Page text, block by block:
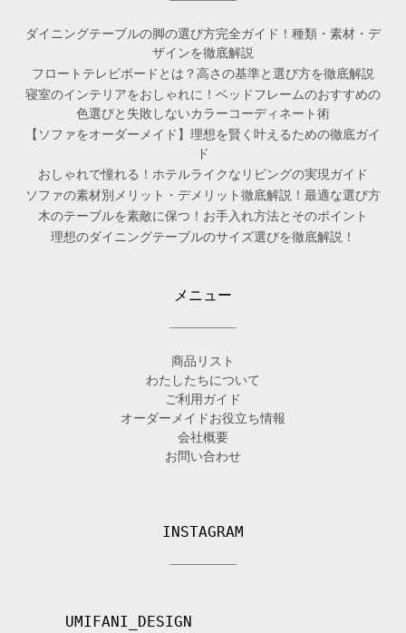
ダイニングテーブルの脚の選び方完全ガイド！種類・素材・デ
ザインを徹底解説
フロートテレビボードとは？高さの基準と選び方を徹底解説
寝室のインテリアをおしゃれに！ベッドフレームのおすすめの
色選びと失敗しないカラーコーディネート術
【ソファをオーダーメイド】理想を賢く叶えるための徹底ガイ
ド
おしゃれで憧れる！ホテルライクなリビングの実現ガイド
ソファの素材別メリット・デメリット徹底解説！最適な選び方
木のテーブルを素敵に保つ！お手入れ方法とそのポイント
理想のダイニングテーブルのサイズ選びを徹底解説！
メニュー
商品リスト
わたしたちについて
ご利用ガイド
オーダーメイドお役立ち情報
会社概要
お問い合わせ
INSTAGRAM
UMIFANI_DESIGN